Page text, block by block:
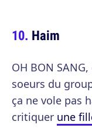
Haim
OH BON
soeurs du
ça ne vole pas
critiquer une